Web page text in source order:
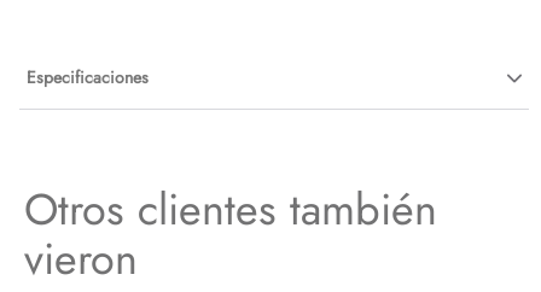
Especificaciones
Otros clientes también
vieron